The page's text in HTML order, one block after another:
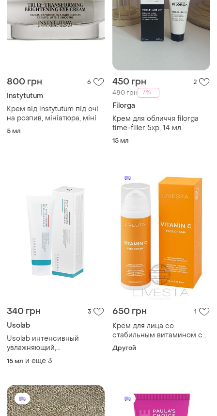
800 грн 6
Instytutum
Крем від instytutum під очі
на розпив, мініатюра, міні
5 мл
450 грн 2
480 грн -7%
Filorga
Крем для обличчя filorga
time-filler 5xp, 14 мл
15 мл
340 грн 3
Usolab
Usolab интенсивный
увлажняющий,
успокаивающий и
омолаживающий крем bio
распив
15 мл и еще 3
650 грн 1
Крем для лица со
стабильным витамином c
livesta, 50 мл
Другой